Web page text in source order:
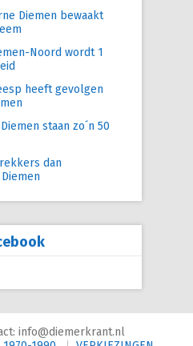
Diemen bewaakt
Noord wordt 1
heeft gevolgen
staan zo´n 50
dan
info@diemerkrant.nl